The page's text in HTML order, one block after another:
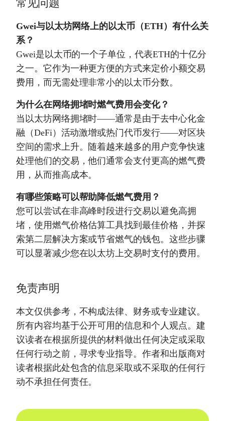
常见问题
Gwei与以太坊网络上的以太币（ETH）有什么关
系？
Gwei是以太币的一个子单位，代表ETH的十亿分
之一。它作为一种更方便的方式来定价小额交易
费用，而无需处理非常小的以太币分数。
为什么在网络拥堵时燃气费用会变化？
当以太坊网络拥堵时——通常是由于去中心化金
融（DeFi）活动激增或热门代币发行——对区块
空间的需求上升。随着越来越多的用户竞争快速
处理他们的交易，他们通常会支付更高的燃气费
用，从而推高成本。
有哪些策略可以帮助降低燃气费用？
您可以尝试在非高峰时段进行交易以避免高拥
堵，使用燃气价格估算工具找到最佳价格，并探
索第二层解决方案或节省燃气的钱包。这些步骤
可以显著减少您在以太坊上交易时支付的费用。
免责声明
本文仅供参考，不构成法律、财务或专业建议。
所有内容均基于公开可用的信息和个人观点。建
议读者在根据所提供的材料做出任何决定或采取
任何行动之前，寻求专业指导。作者和出版商对
读者根据此处包含的信息采取或不采取的任何行
动不承担任何责任。